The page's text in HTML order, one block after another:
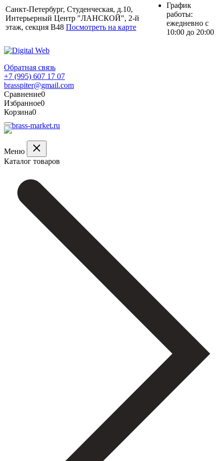
Санкт-Петербург, Студенческая, д.10,
Интерьерный Центр "ЛАНСКОЙ", 2-й
этаж, секция В48 Посмотреть на карте
График
работы:
ежедневно с
10:00 до 20:00
Обратная связь
+7 (995) 607 17 07
brasspiter@gmail.com
Сравнение0
Избранное0
Корзина0
Меню
Каталог товаров